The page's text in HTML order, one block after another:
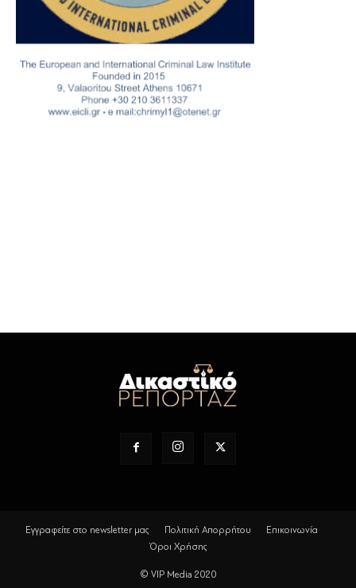
Εγγραφείτε στο newsletter μας Πολιτική Απορρήτου
Επικοινωνία
Όροι Χρήσης
© VIP Media 2020